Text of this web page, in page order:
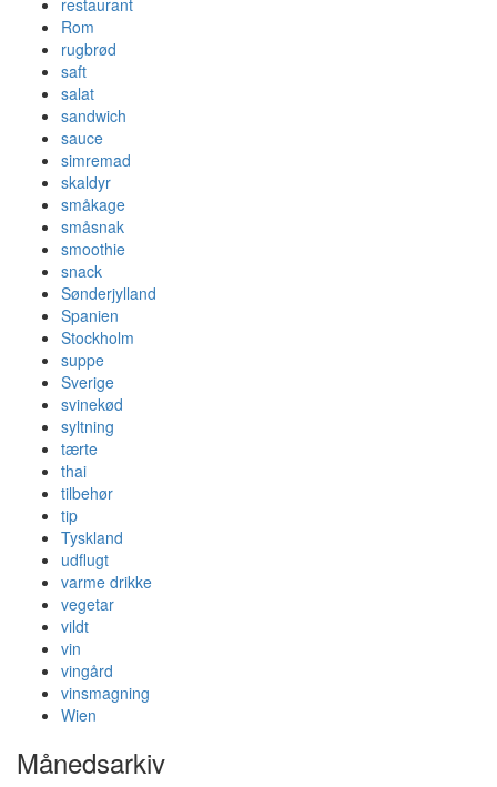
restaurant
Rom
rugbrød
saft
salat
sandwich
sauce
simremad
skaldyr
småkage
småsnak
smoothie
snack
Sønderjylland
Spanien
Stockholm
suppe
Sverige
svinekød
syltning
tærte
thai
tilbehør
tip
Tyskland
udflugt
varme drikke
vegetar
vildt
vin
vingård
vinsmagning
Wien
Månedsarkiv